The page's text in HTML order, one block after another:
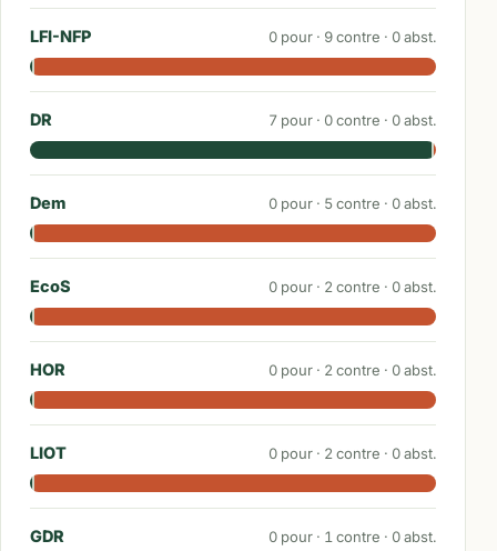
LFI-NFP 0 pour · 9contre · 0abst.
DR 7 pour · 0contre · 0abst.
Dem 0 pour · 5contre · 0abst.
EcoS 0 pour · 2 contre · 0abst.
HOR 0 pour · 2 contre · 0abst.
LIOT 0 pour · 2 contre · 0abst.
GDR 0 pour · 1 contre · 0abst.